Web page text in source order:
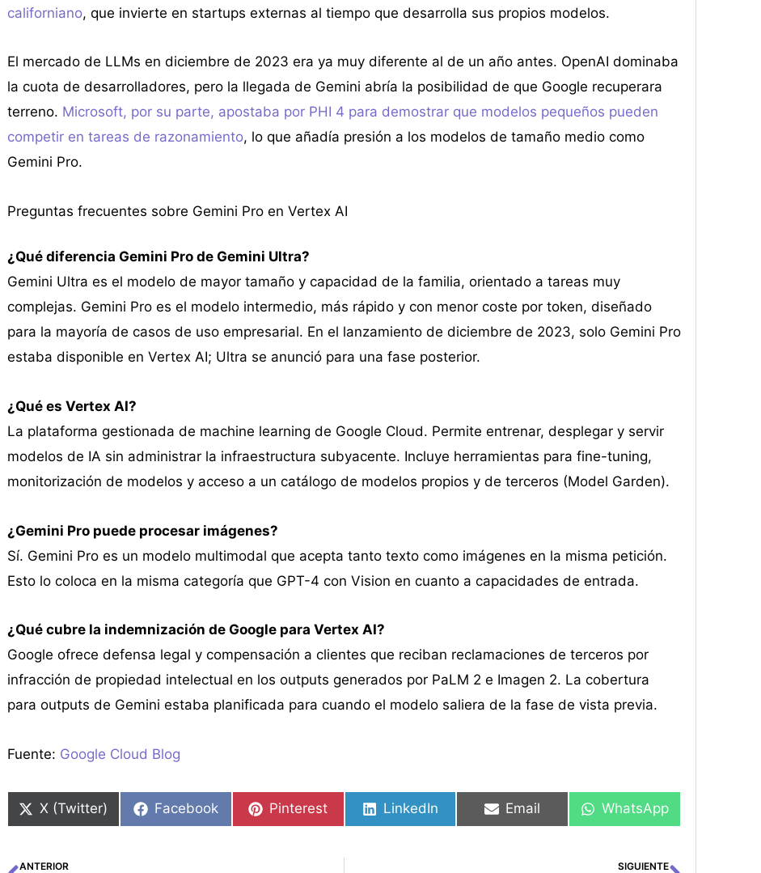
californiano, que invierte en startups externas al tiempo que desarrolla sus propios modelos.
El mercado de LLMs en diciembre de 2023 era ya muy diferente al de un año antes. OpenAI dominaba
la cuota de desarrolladores, pero la llegada de Gemini abría la posibilidad de que Google recuperara
terreno. Microsoft, por su parte, apostaba por PHI 4 para demostrar que modelos pequeños pueden
competir en tareas de razonamiento, lo que añadía presión a los modelos de tamaño medio como
Gemini Pro.
Preguntas frecuentes sobre Gemini Pro en Vertex AI
¿Qué diferencia Gemini Pro de Gemini Ultra?
Gemini Ultra es el modelo de mayor tamaño y capacidad de la familia, orientado a tareas muy
complejas. Gemini Pro es el modelo intermedio, más rápido y con menor coste por token, diseñado
para la mayoría de casos de uso empresarial. En el lanzamiento de diciembre de 2023, solo Gemini Pro
estaba disponible en Vertex AI; Ultra se anunció para una fase posterior.
¿Qué es Vertex AI?
La plataforma gestionada de machine learning de Google Cloud. Permite entrenar, desplegar y servir
modelos de IA sin administrar la infraestructura subyacente. Incluye herramientas para fine-tuning,
monitorización de modelos y acceso a un catálogo de modelos propios y de terceros (Model Garden).
¿Gemini Pro puede procesar imágenes?
Sí. Gemini Pro es un modelo multimodal que acepta tanto texto como imágenes en la misma petición.
Esto lo coloca en la misma categoría que GPT-4 con Vision en cuanto a capacidades de entrada.
¿Qué cubre la indemnización de Google para Vertex AI?
Google ofrece defensa legal y compensación a clientes que reciban reclamaciones de terceros por
infracción de propiedad intelectual en los outputs generados por PaLM 2 e Imagen 2. La cobertura
para outputs de Gemini estaba planificada para cuando el modelo saliera de la fase de vista previa.
Fuente: Google Cloud Blog
X (Twitter) Facebook Pinterest LinkedIn Email WhatsApp
ANTERIOR SIGUIENTE